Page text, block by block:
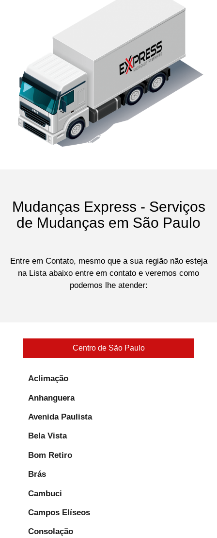
Mudanças Express - Serviços
de Mudanças em São Paulo
Entre em Contato, mesmo que a sua região não esteja
na Lista abaixo entre em contato e veremos como
podemos lhe atender:
Centro de São Paulo
Aclimação
Anhanguera
Avenida Paulista
Bela Vista
Bom Retiro
Brás
Cambuci
Campos Elíseos
Consolação